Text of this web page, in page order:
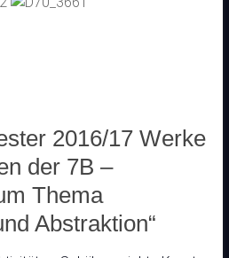
2016/17 Werke
der 7B –
Thema
Abstraktion“